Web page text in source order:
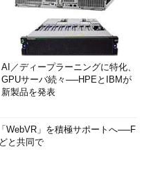
AI／ディープラーニングに特化、
GPUサーバ続々──HPEとIBMが
新製品を発表
WebVR」を積極サポートへ──F
と共同で